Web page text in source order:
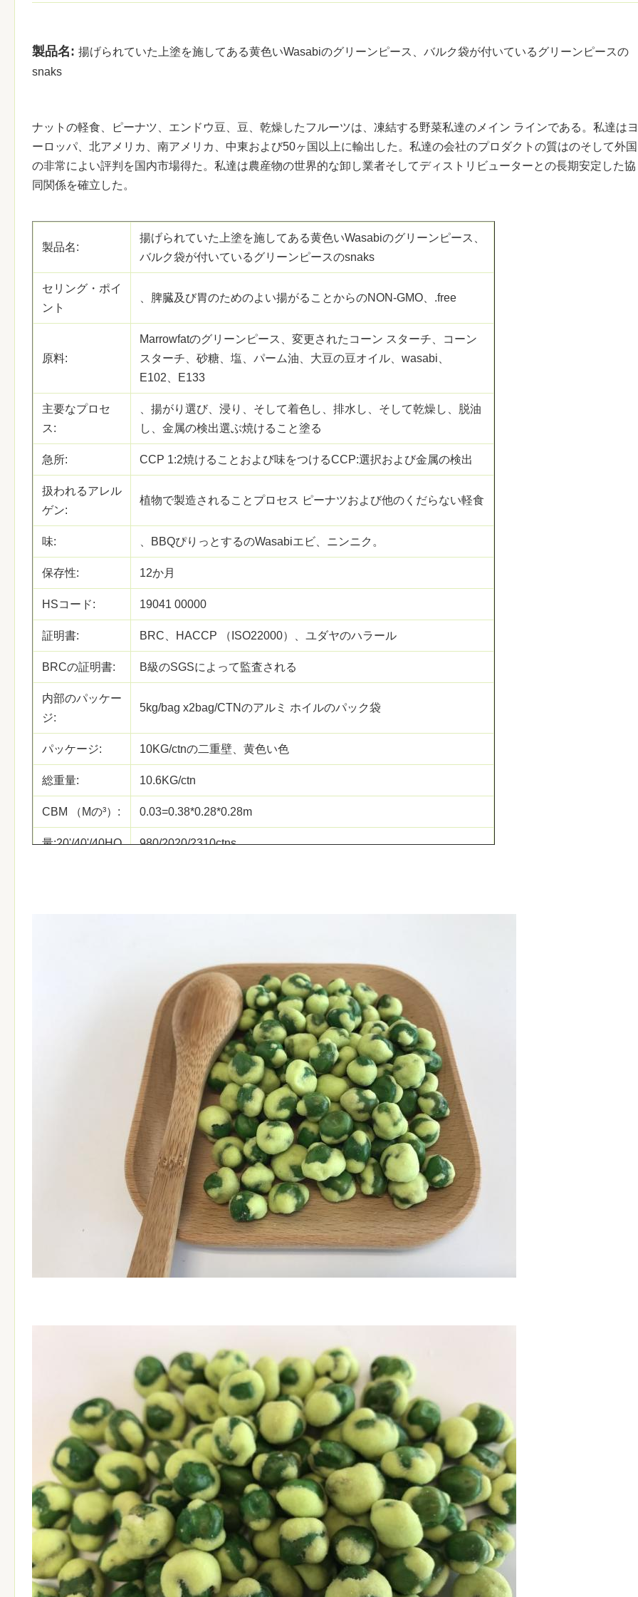
製品名: 揚げられていた上塗を施してある黄色いWasabiのグリーンピース、バルク袋が付いているグリーンピースの
snaks
ナットの軽食、ピーナツ、エンドウ豆、豆、乾燥したフルーツは、凍結する野菜私達のメイン ラインである。私達はヨ
ーロッパ、北アメリカ、南アメリカ、中東および50ヶ国以上に輸出した。私達の会社のプロダクトの質はのそして外国
の非常によい評判を国内市場得た。私達は農産物の世界的な卸し業者そしてディストリビューターとの長期安定した協
同関係を確立した。
製品名:
揚げられていた上塗を施してある黄色いWasabiのグリーンピース、
バルク袋が付いているグリーンピースのsnaks
セリング・ポイ
ント
、脾臓及び胃のためのよい揚がることからのNON-GMO、.free
原料:
Marrowfatのグリーンピース、変更されたコーン スターチ、コーン
スターチ、砂糖、塩、パーム油、大豆の豆オイル、wasabi、
E102、E133
主要なプロセ
ス:
、揚がり選び、浸り、そして着色し、排水し、そして乾燥し、脱油
し、金属の検出選ぶ焼けること塗る
急所: CCP 1:2焼けることおよび味をつけるCCP:選択および金属の検出
扱われるアレル
ゲン:
植物で製造されることプロセス ピーナツおよび他のくだらない軽食
味: 、BBQぴりっとするのWasabiエビ、ニンニク。
保存性: 12か月
HSコード: 19041 00000
証明書: BRC、HACCP （ISO22000）、ユダヤのハラール
BRCの証明書: B級のSGSによって監査される
内部のパッケー
ジ:
5kg/bag x2bag/CTNのアルミ ホイルのパック袋
パッケージ: 10KG/ctnの二重壁、黄色い色
総重量: 10.6KG/ctn
CBM （Mの³）: 0.03=0.38*0.28*0.28m
量:20'/40'/40HQ 980/2020/2310ctns
利用できる
1. 原産地証明書。2. Phytosanitary証明書3.Healthは4. （B/L）原料6.
の商業送り状7.のパッキング リスト8.の船荷証券のMicrobilogicalの
分析の証明書5.の記述を証明する
およそ400